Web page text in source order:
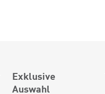
Exklusive
Auswahl